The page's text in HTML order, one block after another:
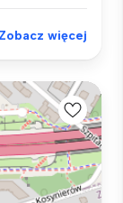
Zobacz więcej